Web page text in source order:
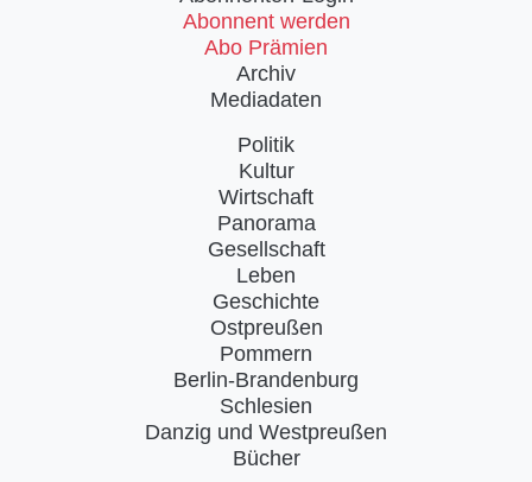
Abonnent werden
Abo Prämien
Archiv
Mediadaten
Politik
Kultur
Wirtschaft
Panorama
Gesellschaft
Leben
Geschichte
Ostpreußen
Pommern
Berlin-Brandenburg
Schlesien
Danzig und Westpreußen
Bücher